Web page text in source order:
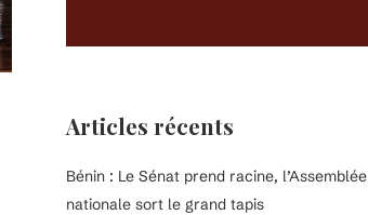
Articles récents
Bénin : Le Sénat prend racine, l’Assemblée
nationale sort le grand tapis